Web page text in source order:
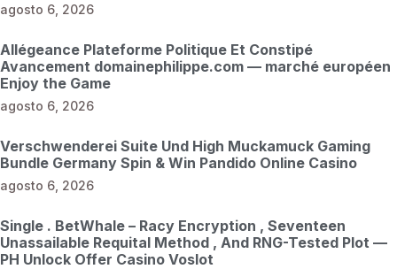
agosto 6, 2026
Allégeance Plateforme Politique Et Constipé
Avancement domainephilippe.com — marché européen
Enjoy the Game
agosto 6, 2026
Verschwenderei Suite Und High Muckamuck Gaming
Bundle Germany Spin & Win Pandido Online Casino
agosto 6, 2026
Single . BetWhale – Racy Encryption , Seventeen
Unassailable Requital Method , And RNG-Tested Plot —
PH Unlock Offer Casino Voslot